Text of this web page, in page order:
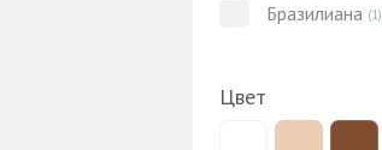
Бразилиана (1)
Цвет